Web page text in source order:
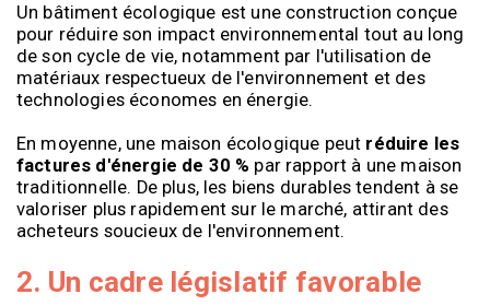
Un bâtiment écologique est une construction conçue
pour réduire son impact environnemental tout au long
de son cycle de vie, notamment par l'utilisation de
matériaux respectueux de l'environnement et des
technologies économes en énergie.
En moyenne, une maison écologique peut réduire les
factures d'énergie de 30 % par rapport à une maison
traditionnelle. De plus, les biens durables tendent à se
valoriser plus rapidement sur le marché, attirant des
acheteurs soucieux de l'environnement.
2. Un cadre législatif favorable